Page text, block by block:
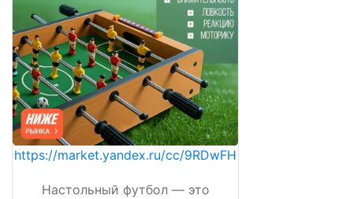
https://market.yandex.ru/cc/9RDwFH
Настольный футбол — это